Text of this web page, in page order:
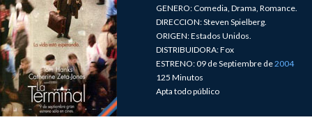
GENERO: Comedia, Drama, Romance.
DIRECCION: Steven Spielberg.
ORIGEN: Estados Unidos.
DISTRIBUIDORA: Fox
ESTRENO: 09 de Septiembre de2004
125 Minutos
Apta todo público